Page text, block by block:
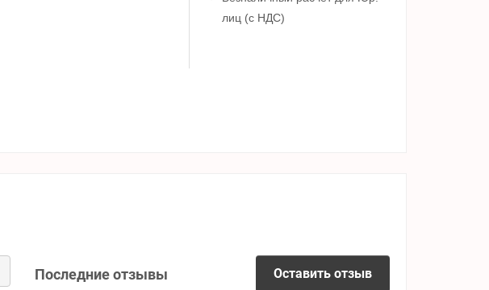
лиц (с НДС)
Последние отзывы Оставить отзыв